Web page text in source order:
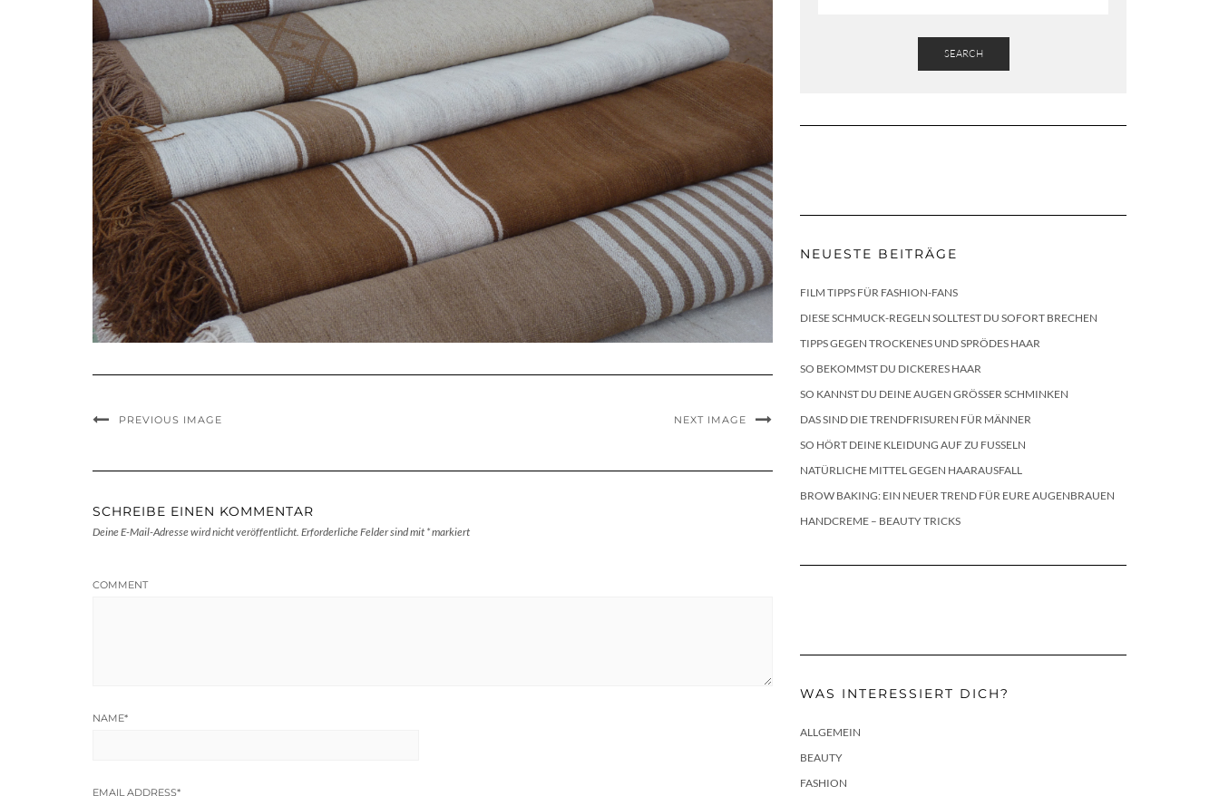
PREVIOUS IMAGE NEXT IMAGE
SCHREIBE EINEN KOMMENTAR
Deine E-Mail-Adresse wird nicht veröffentlicht. Erforderliche Felder sind mit *markiert
COMMENT
NAME*
EMAIL ADDRESS*
SEARCH
NEUESTE BEITRÄGE
FILM TIPPS FÜR FASHION-FANS
DIESE SCHMUCK-REGELN SOLLTEST DU SOFORT BRECHEN
TIPPS GEGEN TROCKENES UND SPRÖDES HAAR
SO BEKOMMST DU DICKERES HAAR
SO KANNST DU DEINE AUGEN GRÖSSER SCHMINKEN
DAS SIND DIE TRENDFRISUREN FÜR MÄNNER
SO HÖRT DEINE KLEIDUNG AUF ZU FUSSELN
NATÜRLICHE MITTEL GEGEN HAARAUSFALL
BROW BAKING: EIN NEUER TREND FÜR EURE AUGENBRAUEN
HANDCREME – BEAUTY TRICKS
WAS INTERESSIERT DICH?
ALLGEMEIN
BEAUTY
FASHION